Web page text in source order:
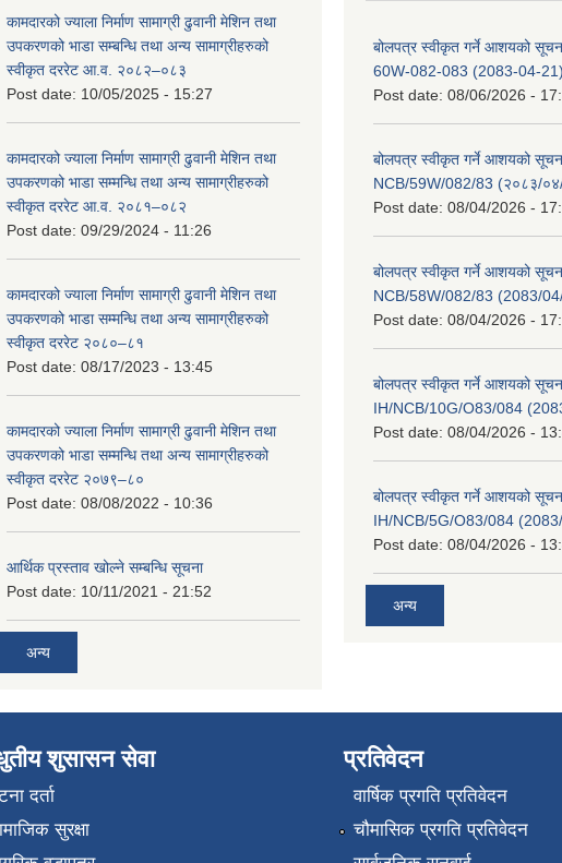
कामदारको ज्याला निर्माण सामाग्री ढुवानी मेशिन तथा
उपकरणको भाडा सम्बन्धि तथा अन्य सामाग्रीहरुको
स्वीकृत दररेट आ.व. २०८२–०८३
Post date: 10/05/2025 - 15:27
कामदारको ज्याला निर्माण सामाग्री ढुवानी मेशिन तथा
उपकरणको भाडा सम्मन्धि तथा अन्य सामाग्रीहरुको
स्वीकृत दररेट आ.व. २०८१–०८२
Post date: 09/29/2024 - 11:26
कामदारको ज्याला निर्माण सामाग्री ढुवानी मेशिन तथा
उपकरणको भाडा सम्मन्धि तथा अन्य सामाग्रीहरुको
स्वीकृत दररेट २०८०–८१
Post date: 08/17/2023 - 13:45
कामदारको ज्याला निर्माण सामाग्री ढुवानी मेशिन तथा
उपकरणको भाडा सम्मन्धि तथा अन्य सामाग्रीहरुको
स्वीकृत दररेट २०७९–८०
Post date: 08/08/2022 - 10:36
आर्थिक प्रस्ताव खोल्ने सम्बन्धि सूचना
Post date: 10/11/2021 - 21:52
अन्य
बोलपत्र स्वीकृत गर्ने आशयको
60W-082-083 (2083-04-
Post date: 08/06/2026 -
बोलपत्र स्वीकृत गर्ने आशयको
NCB/59W/082/83 (२०८३/
Post date: 08/04/2026 -
बोलपत्र स्वीकृत गर्ने आशयको
NCB/58W/082/83 (2083/
Post date: 08/04/2026 -
बोलपत्र स्वीकृत गर्ने आशयको
IH/NCB/10G/O83/084
Post date: 08/04/2026 -
बोलपत्र स्वीकृत गर्ने आशयको
IH/NCB/5G/O83/084
Post date: 08/04/2026 -
अन्य
शुसासन सेवा
दर्ता
सुरक्षा
प्रतिवेदन
वार्षिक प्रगति प्रतिवेदन
चौमासिक प्रगति प्रतिवेदन